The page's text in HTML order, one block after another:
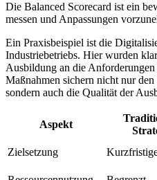
Die Balanced Scorecard ist ein
messen und Anpassungen
Ein Praxisbeispiel ist die
Industriebetriebs. Hier wurden
Ausbildung an die
Maßnahmen sichern nicht nur
sondern auch die Qualität der
Aspekt
Zielsetzung